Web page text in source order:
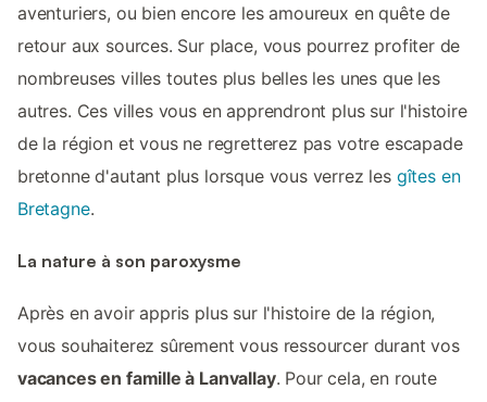
aventuriers, ou bien encore les amoureux en quête de
retour aux sources. Sur place, vous pourrez profiter de
nombreuses villes toutes plus belles les unes que les
autres. Ces villes vous en apprendront plus sur l'histoire
de la région et vous ne regretterez pas votre escapade
bretonne d'autant plus lorsque vous verrez les gîtes en
Bretagne.
La nature à son paroxysme
Après en avoir appris plus sur l'histoire de la région,
vous souhaiterez sûrement vous ressourcer durant vos
vacances en famille à Lanvallay. Pour cela, en route